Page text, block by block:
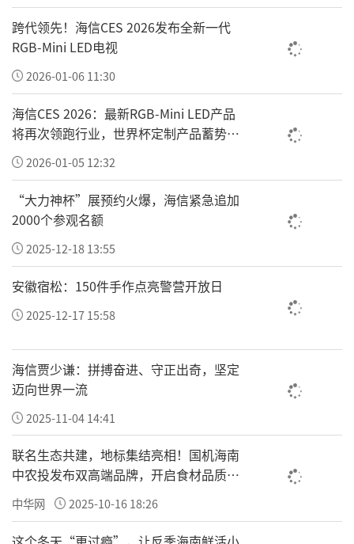
值得一提的是，12月21日-25日，海信还将首次
向公众展示国际足联赠予的大力神杯官方纪念
奖杯，也被称为“小力神杯”。届时，现场观
众将有机会亲眼目睹“大力神杯”与“小力神
杯”同台亮相的难得场景，体验“两杯同
现”的独特福利。
大力神杯是足球界的最高荣誉的象征。每次世
界杯决赛终场哨响之后，新的冠军名称将被刻
在奖杯底部。目前的大力神杯可以镌刻17届世
界杯冠军的名字，2038年世界杯之后奖杯将不
再有雕刻的空间。之后，世界杯冠军奖杯可能
会迎来新的造型。
跨代领先！海信CES 2026发布全新一代
RGB-Mini LED电视
2026-01-06 11:30
海信CES 2026：最新RGB-Mini LED产品
将再次领跑行业，世界杯定制产品蓄势待
发 2026-01-05 12:32
“大力神杯”展预约火爆，海信紧急追加
2000个参观名额
2025-12-18 13:55
安徽宿松：150件手作点亮警营开放日
2025-12-17 15:58
海信贾少谦：拼搏奋进、守正出奇，坚定
迈向世界一流
2025-11-04 14:41
联名生态共建，地标集结亮相！国机海南
中农投发布双高端品牌，开启食材品质新
纪元
中华网 2025-10-16 18:26